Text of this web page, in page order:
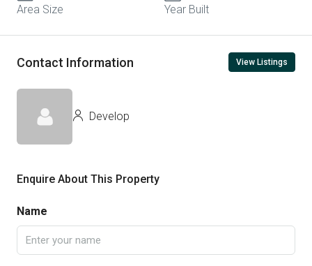
Area Size
Year Built
Contact Information View Listings
Develop
Enquire About This Property
Name